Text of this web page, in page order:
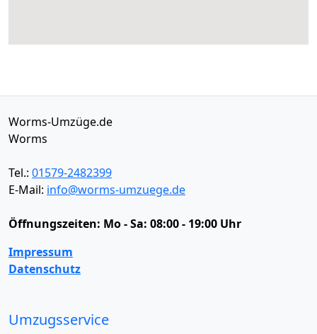
Worms-Umzüge.de
Worms
Tel.: 01579-2482399
E-Mail: info@worms-umzuege.de
Öffnungszeiten: Mo - Sa: 08:00 - 19:00 Uhr
Impressum
Datenschutz
Umzugsservice